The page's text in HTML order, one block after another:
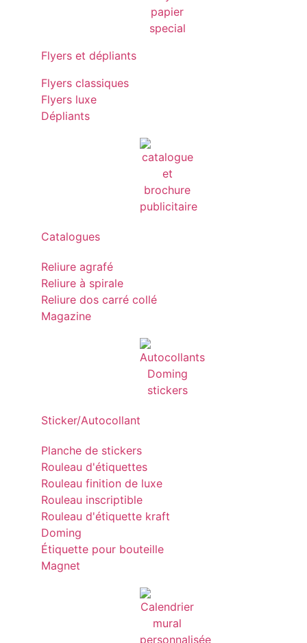
Flyers et dépliants
Flyers classiques
Flyers luxe
Dépliants
Catalogues
Reliure agrafé
Reliure à spirale
Reliure dos carré collé
Magazine
Sticker/Autocollant
Planche de stickers
Rouleau d'étiquettes
Rouleau finition de luxe
Rouleau inscriptible
Rouleau d'étiquette kraft
Doming
Étiquette pour bouteille
Magnet